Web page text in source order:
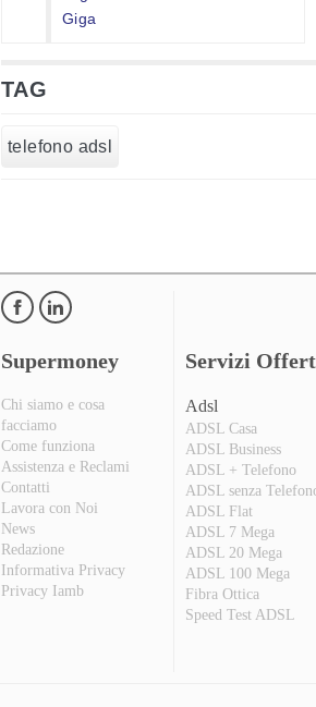
Giga
TAG
telefono adsl
Supermoney
Chi siamo e cosa
facciamo
Come funziona
Assistenza e Reclami
Contatti
Lavora con Noi
News
Redazione
Informativa Privacy
Privacy Iamb
Servizi
Adsl
ADSL Casa
ADSL Business
ADSL + Telefono
ADSL senza
ADSL Flat
ADSL 7 Mega
ADSL 20 Mega
ADSL 100 Mega
Fibra Ottica
Speed Test ADSL